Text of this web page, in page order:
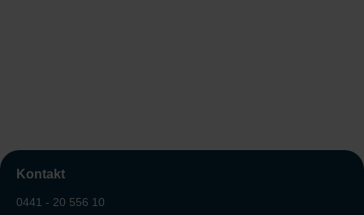
Kontakt
0441 - 20 556 10